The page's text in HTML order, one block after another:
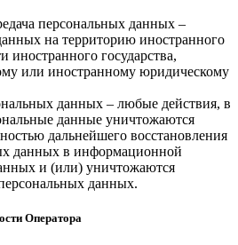
персональных данных –
на территорию иностранного
иностранного государства,
или иностранному юридическому
данных – любые действия, в
данные уничтожаются
дальнейшего восстановления
данных в информационной
и (или) уничтожаются
данных.
Оператора